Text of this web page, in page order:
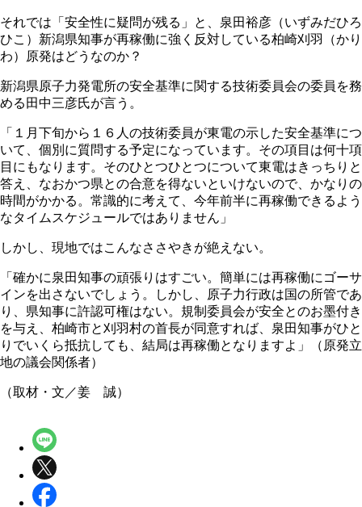
それでは「安全性に疑問が残る」と、泉田裕彦（いずみだひろ
ひこ）新潟県知事が再稼働に強く反対している柏崎刈羽（かり
わ）原発はどうなのか？
新潟県原子力発電所の安全基準に関する技術委員会の委員を務
める田中三彦氏が言う。
「１月下旬から１６人の技術委員が東電の示した安全基準につ
いて、個別に質問する予定になっています。その項目は何十項
目にもなります。そのひとつひとつについて東電はきっちりと
答え、なおかつ県との合意を得ないといけないので、かなりの
時間がかかる。常識的に考えて、今年前半に再稼働できるよう
なタイムスケジュールではありません」
しかし、現地ではこんなささやきが絶えない。
「確かに泉田知事の頑張りはすごい。簡単には再稼働にゴーサ
インを出さないでしょう。しかし、原子力行政は国の所管であ
り、県知事に許認可権はない。規制委員会が安全とのお墨付き
を与え、柏崎市と刈羽村の首長が同意すれば、泉田知事がひと
りでいくら抵抗しても、結局は再稼働となりますよ」（原発立
地の議会関係者）
（取材・文／姜 誠）